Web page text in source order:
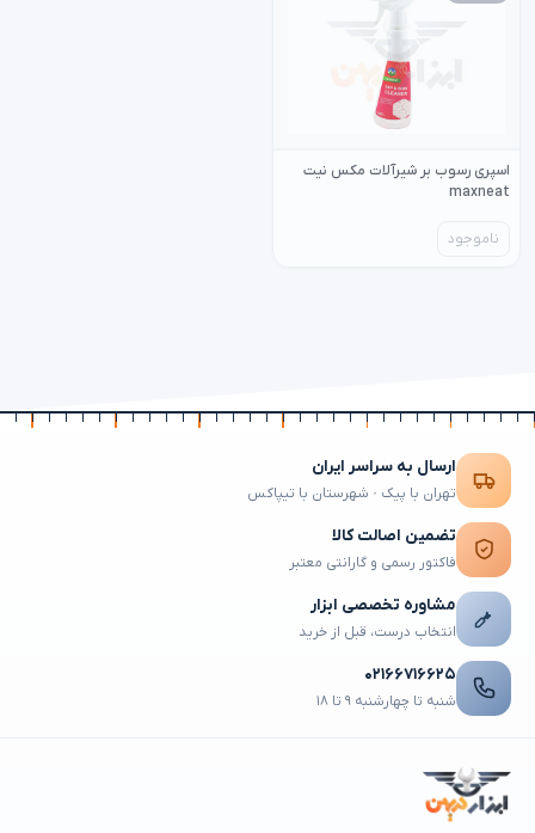
اسپری رسوب بر شیرآلات مکس نیت
maxneat
ناموجود
ارسال به سراسر ایران
تهران با پیک · شهرستان با تیپاکس
تضمین اصالت کالا
فاکتور رسمی و گارانتی معتبر
مشاوره تخصصی ابزار
انتخاب درست، قبل از خرید
۰۲۱۶۶۷۱۶۶۲۵
شنبه تا چهارشنبه ۹ تا ۱۸